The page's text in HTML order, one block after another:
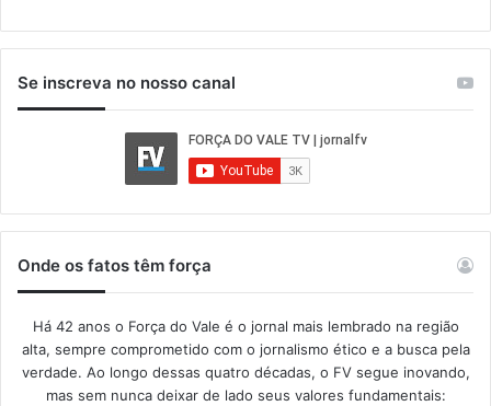
Se inscreva no nosso canal
Onde os fatos têm força
Há 42 anos o Força do Vale é o jornal mais lembrado na região
alta, sempre comprometido com o jornalismo ético e a busca pela
verdade. Ao longo dessas quatro décadas, o FV segue inovando,
mas sem nunca deixar de lado seus valores fundamentais: